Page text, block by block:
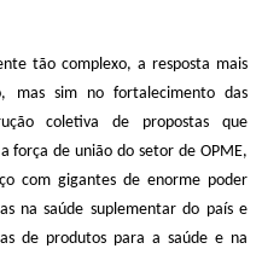
tão complexo, a resposta mais
mas sim no fortalecimento das
coletiva de propostas que
força de união do setor de OPME,
com gigantes de enorme poder
na saúde suplementar do país e
de produtos para a saúde e na